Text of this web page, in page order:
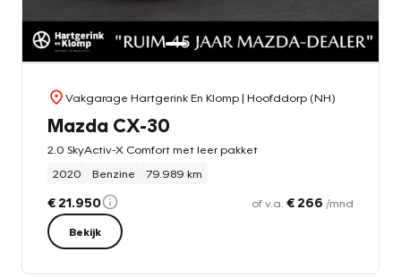
Vakgarage Hartgerink En Klomp| Hoofddorp (NH)
Mazda CX-30
2.0 SkyActiv-X Comfort met leer pakket
2020
Benzine 79.989 km
€ 21.950 of v.a. € 266 /mnd
Bekijk